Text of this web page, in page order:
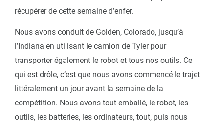
récupérer de cette semaine d’enfer.
Nous avons conduit de Golden, Colorado, jusqu’à
l’Indiana en utilisant le camion de Tyler pour
transporter également le robot et tous nos outils. Ce
qui est drôle, c’est que nous avons commencé le trajet
littéralement un jour avant la semaine de la
compétition. Nous avons tout emballé, le robot, les
outils, les batteries, les ordinateurs, tout, puis nous